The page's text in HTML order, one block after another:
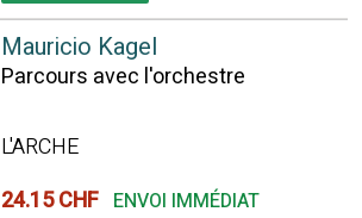
Mauricio Kagel
Parcours avec l'orchestre
L'ARCHE
24.15 CHF ENVOI IMMÉDIAT